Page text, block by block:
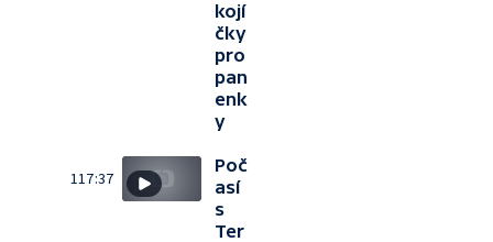
kojí
čky
pro
pan
enk
y
117:37
Poč
así
s
Ter